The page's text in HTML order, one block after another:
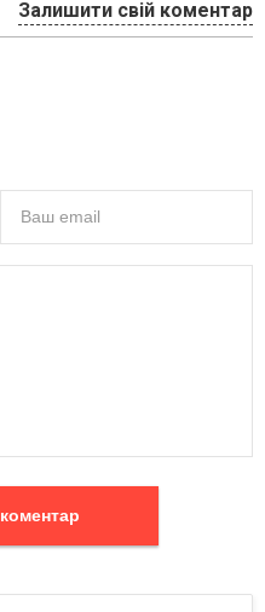
Залишити свій коментар
Залишити коментар